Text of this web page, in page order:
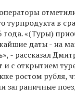
турпродукта в
«(Туры)
даты - на
- рассказал
и с открытием
ростом рубля,
заграничные